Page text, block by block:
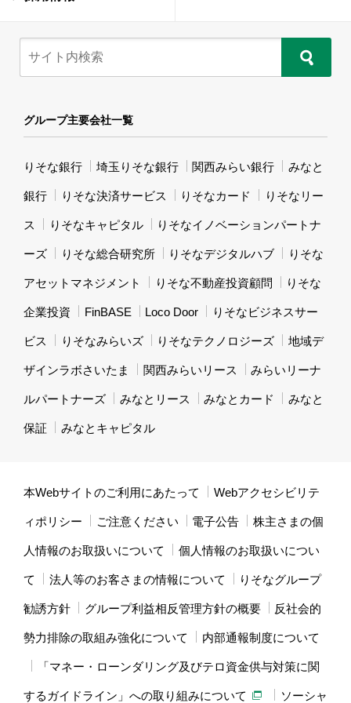
グループ主要会社一覧
りそな銀行 埼玉りそな銀行 関西みらい銀行 みなと
銀行 りそな決済サービス りそなカード りそなリー
ス りそなキャピタル りそなイノベーションパートナ
ーズ りそな総合研究所 りそなデジタルハブ りそな
アセットマネジメント りそな不動産投資顧問 りそな
企業投資 FinBASE Loco Door りそなビジネスサー
ビス りそなみらいズ りそなテクノロジーズ 地域デ
ザインラボさいたま 関西みらいリース みらいリーナ
ルパートナーズ みなとリース みなとカード みなと
保証 みなとキャピタル
本Webサイトのご利用にあたって Webアクセシビリテ
ィポリシー ご注意ください 電子公告 株主さまの個
人情報のお取扱いについて 個人情報のお取扱いについ
て 法人等のお客さまの情報について りそなグループ
勧誘方針 グループ利益相反管理方針の概要 反社会的
勢力排除の取組み強化について 内部通報制度について
「マネー・ローンダリング及びテロ資金供与対策に関
するガイドライン」への取り組みについて ソーシャ